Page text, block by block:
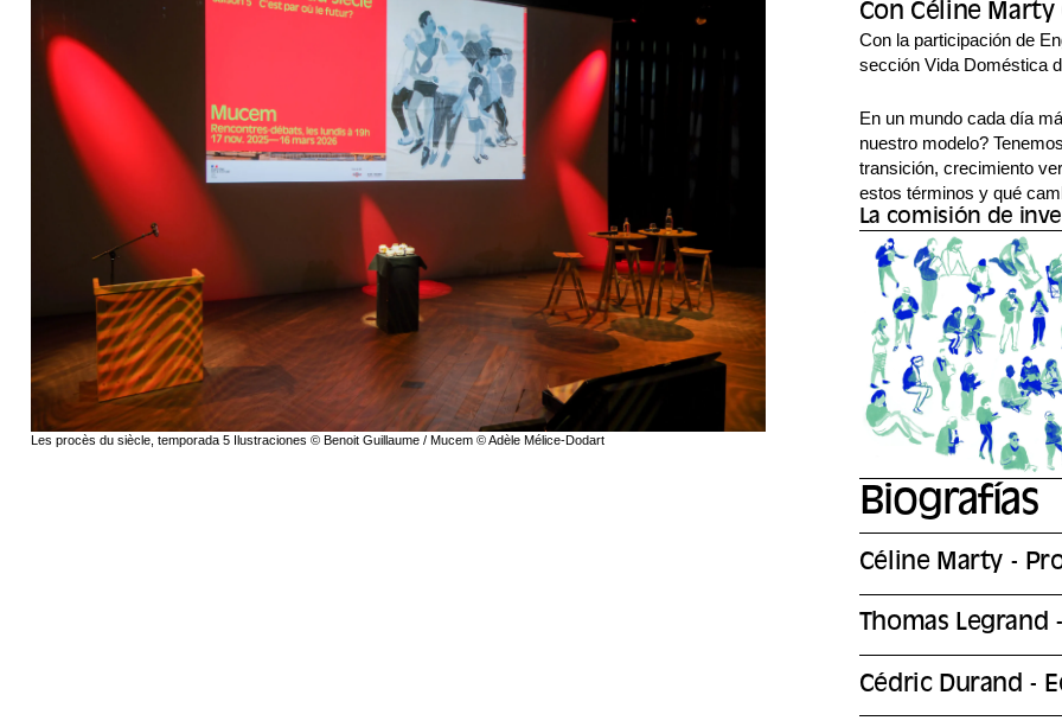
Les procès du siècle, temporada 5 Ilustraciones © Benoit Guillaume / Mucem © Adèle Mélice-Dodart
Con Céline
Con la participación de
sección Vida Doméstica
En un mundo cada día
nuestro modelo?
transición, crecimiento
estos términos y qué
La comisión de
Biografías
Céline Marty -
Thomas
Cédric Durand -